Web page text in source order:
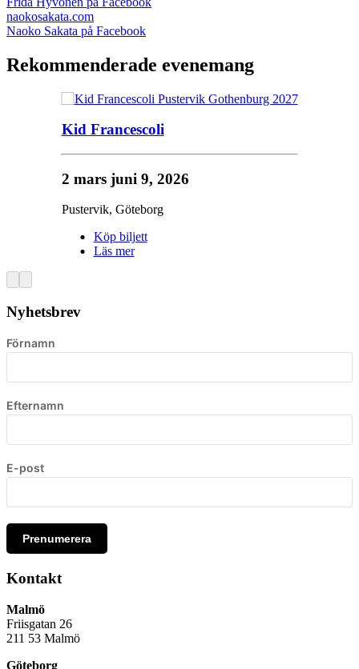
naokosakata.com
Naoko Sakata på Facebook
Rekommenderade evenemang
Kid Francescoli
2 mars juni 9, 2026
Pustervik, Göteborg
Köp biljett
Läs mer
Nyhetsbrev
Förnamn
Efternamn
E-post
Prenumerera
Kontakt
Malmö
Friisgatan 26
211 53 Malmö
Göteborg